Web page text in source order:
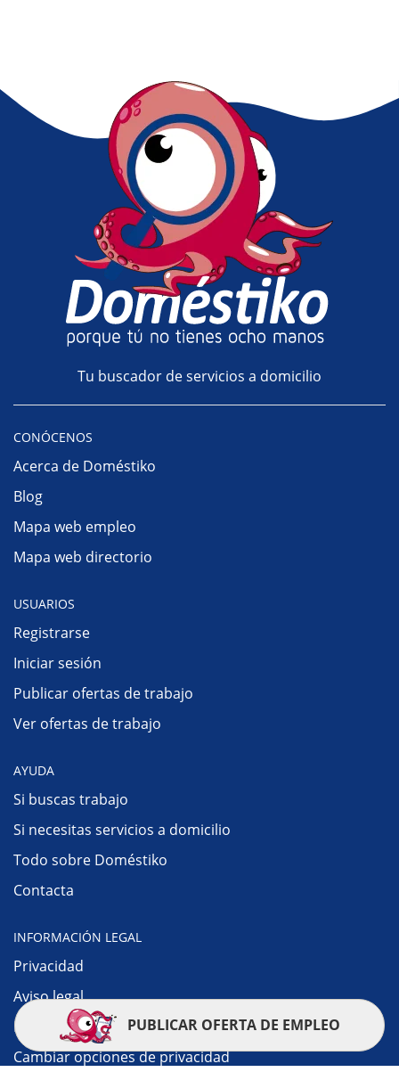
Tu buscador de servicios a domicilio
CONÓCENOS
Acerca de Doméstiko
Blog
Mapa web empleo
Mapa web directorio
USUARIOS
Registrarse
Iniciar sesión
Publicar ofertas de trabajo
Ver ofertas de trabajo
AYUDA
Si buscas trabajo
Si necesitas servicios a domicilio
Todo sobre Doméstiko
Contacta
INFORMACIÓN LEGAL
Privacidad
Aviso legal
Política de cookies
Cambiar opciones de privacidad
PUBLICAR OFERTA DE EMPLEO